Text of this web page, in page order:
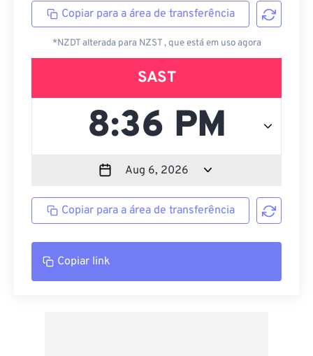
Copiar para a área de transferência
*NZDT alterada para NZST , que está em uso agora
SAST
Copiar para a área de transferência
Copiar link